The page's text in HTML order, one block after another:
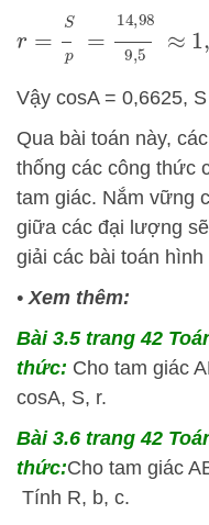
p= 989 1
Vậy cosA = 0,6625,
Qua bài toán này,
thống các công thức
tam giác. Nắm vững
giữa các đại lượng
giải các bài toán
• Xem thêm:
Bài 3.5 trang 42
thức: Cho tam giác
cosA, S, r.
Bài 3.6 trang 42
thức:Cho tam giác
Tính R, b, c.